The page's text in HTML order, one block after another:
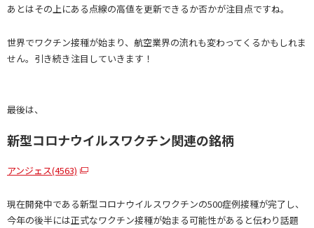
あとはその上にある点線の高値を更新できるか否かが注目点ですね。
世界でワクチン接種が始まり、航空業界の流れも変わってくるかもしれま
せん。引き続き注目していきます！
最後は、
新型コロナウイルスワクチン関連の銘柄
アンジェス(4563)
現在開発中である新型コロナウイルスワクチンの500症例接種が完了し、
今年の後半には正式なワクチン接種が始まる可能性があると伝わり話題